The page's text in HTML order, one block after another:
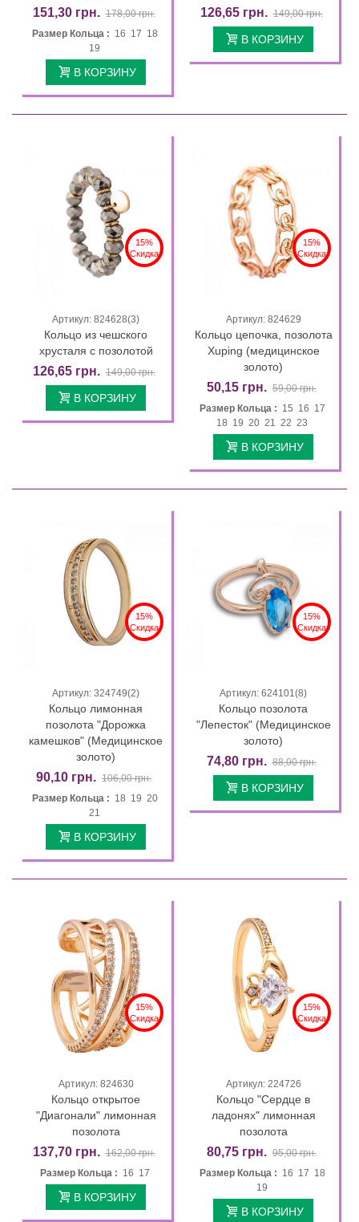
151,30 грн. 178,00 грн.
Размер Кольца : 16 17 18
19
В КОРЗИНУ
126,65 грн. 149,00 грн.
В КОРЗИНУ
15%
Скидка
Артикул: 824628(3)
Кольцо из чешского
хрусталя с позолотой
126,65 грн. 149,00 грн.
В КОРЗИНУ
15%
Скидка
Артикул: 824629
Кольцо цепочка, позолота
Xuping (медицинское
золото)
50,15 грн. 59,00 грн.
Размер Кольца : 15 16 17
18 19 20 21 22 23
В КОРЗИНУ
15%
Скидка
Артикул: 324749(2)
Кольцо лимонная
позолота "Дорожка
камешков" (Медицинское
золото)
90,10 грн. 106,00 грн.
Размер Кольца : 18 19 20
21
В КОРЗИНУ
15%
Скидка
Артикул: 624101(8)
Кольцо позолота
"Лепесток" (Медицинское
золото)
74,80 грн. 88,00 грн.
В КОРЗИНУ
15%
Скидка
Артикул: 824630
Кольцо открытое
"Диагонали" лимонная
позолота
137,70 грн. 162,00 грн.
Размер Кольца : 16 17
В КОРЗИНУ
15%
Скидка
Артикул: 224726
Кольцо "Сердце в
ладонях" лимонная
позолота
80,75 грн. 95,00 грн.
Размер Кольца : 16 17 18
19
В КОРЗИНУ